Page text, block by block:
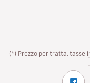
(*) Prezzo per tratta, tasse